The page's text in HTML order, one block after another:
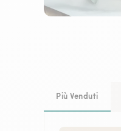
Più Venduti